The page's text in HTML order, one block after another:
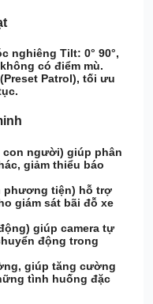
nghiêng Tilt: 0° 90°,
có điểm mù.
Patrol), tối ưu
con người) giúp phân
giảm thiểu báo
phương tiện) hỗ trợ
giám sát bãi đỗ xe
giúp camera tự
động trong
, giúp tăng cường
tình huống đặc